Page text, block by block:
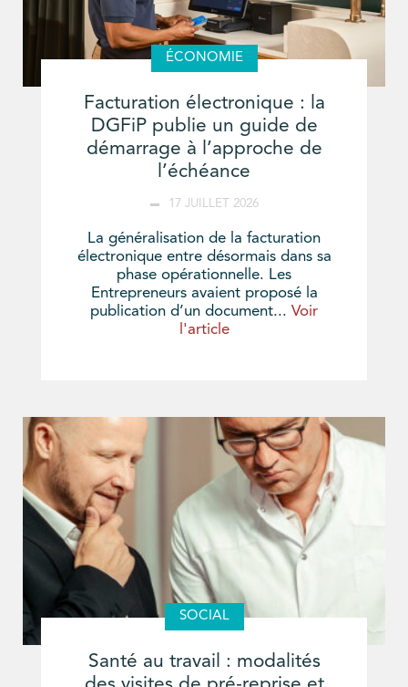
ÉCONOMIE
Facturation électronique : la
DGFiP publie un guide de
démarrage à l’approche de
l’échéance
17 JUILLET 2026
La généralisation de la facturation
électronique entre désormais dans sa
phase opérationnelle. Les
Entrepreneurs avaient proposé la
publication d’un document... Voir
l'article
SOCIAL
Santé au travail : modalités